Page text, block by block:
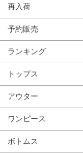
再入荷
予約販売
ランキング
トップス
アウター
ワンピース
ボトムス